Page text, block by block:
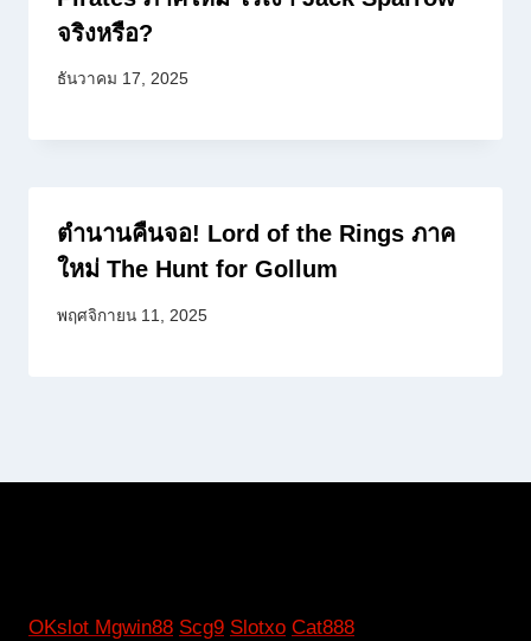
จริงหรือ?
ธันวาคม 17, 2025
ตำนานคืนจอ! Lord of the Rings ภาค
ใหม่ The Hunt for Gollum
พฤศจิกายน 11, 2025
OKslot Mgwin88 Scg9 Slotxo Cat888